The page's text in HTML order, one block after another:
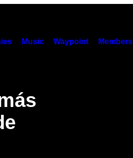
Music Waypoint Members